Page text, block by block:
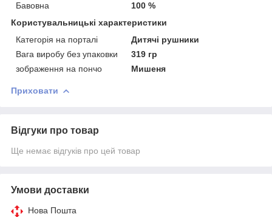
Бавовна
100 %
Користувальницькі характеристики
Категорія на порталі
Дитячі рушники
Вага виробу без упаковки
319 гр
зображення на пончо
Мишеня
Приховати
Відгуки про товар
Ще немає відгуків про цей товар
Умови доставки
Нова Пошта